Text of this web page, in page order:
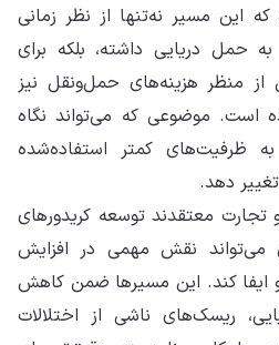
این مسیر نه‌تنها از نظر زمانی
حمل دریایی داشته، بلکه برای
منظر هزینه‌های حمل‌ونقل نیز
است. موضوعی که می‌تواند نگاه
ظرفیت‌های کمتر استفاده‌شده
دهد.
معتقدند توسعه کریدورهای
می‌تواند نقش مهمی در افزایش
ایفا کند. این مسیرها ضمن کاهش
ریسک‌های ناشی از اختلالات